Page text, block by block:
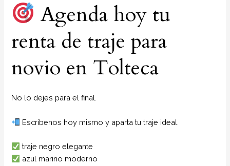
Agenda hoy tu
renta de traje para
novio en Tolteca
No lo dejes para el final.
Escríbenos hoy mismo y aparta tu traje ideal.
traje negro elegante
azul marino moderno